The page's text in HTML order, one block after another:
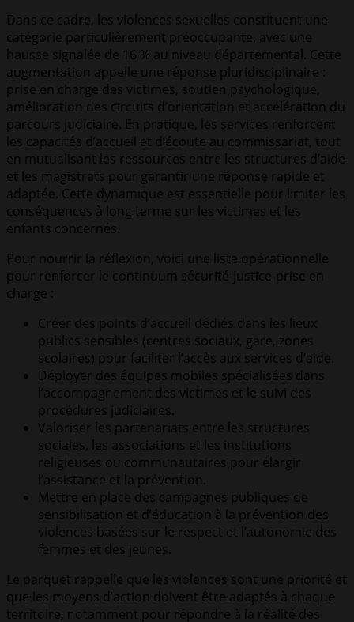
Dans ce cadre, les violences sexuelles constituent une
catégorie particulièrement préoccupante, avec une
hausse signalée de 16 % au niveau départemental. Cette
augmentation appelle une réponse pluridisciplinaire :
prise en charge des victimes, soutien psychologique,
amélioration des circuits d’orientation et accélération du
parcours judiciaire. En pratique, les services renforcent
les capacités d’accueil et d’écoute au commissariat, tout
en mutualisant les ressources entre les structures d’aide
et les magistrats pour garantir une réponse rapide et
adaptée. Cette dynamique est essentielle pour limiter les
conséquences à long terme sur les victimes et les
enfants concernés.
Pour nourrir la réflexion, voici une liste opérationnelle
pour renforcer le continuum sécurité-justice-prise en
charge :
Créer des points d’accueil dédiés dans les lieux
publics sensibles (centres sociaux, gare, zones
scolaires) pour faciliter l’accès aux services d’aide.
Déployer des équipes mobiles spécialisées dans
l’accompagnement des victimes et le suivi des
procédures judiciaires.
Valoriser les partenariats entre les structures
sociales, les associations et les institutions
religieuses ou communautaires pour élargir
l’assistance et la prévention.
Mettre en place des campagnes publiques de
sensibilisation et d’éducation à la prévention des
violences basées sur le respect et l’autonomie des
femmes et des jeunes.
Le parquet rappelle que les violences sont une priorité et
que les moyens d’action doivent être adaptés à chaque
territoire, notamment pour répondre à la réalité des